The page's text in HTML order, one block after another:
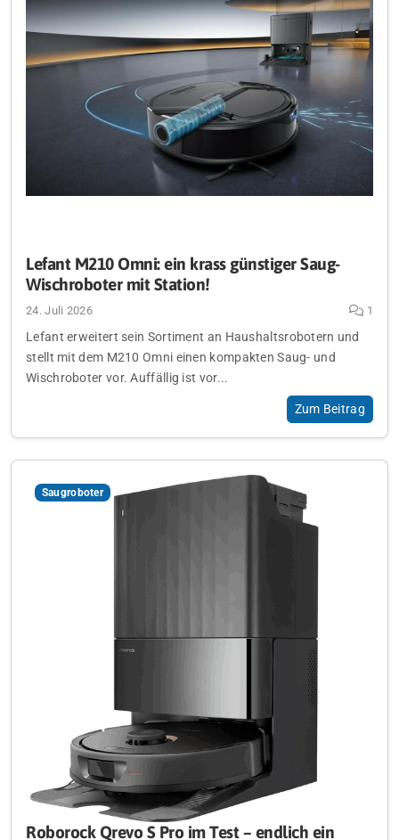
Lefant M210 Omni: ein krass günstiger Saug-
Wischroboter mit Station!
24. Juli 2026 1
Lefant erweitert sein Sortiment an Haushaltsrobotern und
stellt mit dem M210 Omni einen kompakten Saug- und
Wischroboter vor. Auffällig ist vor...
Zum Beitrag
Saugroboter
Roborock Qrevo S Pro im Test – endlich ein